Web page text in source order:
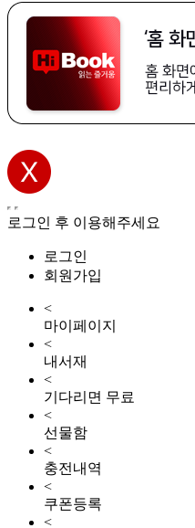
로그인 후 이용해주세요
로그인
회원가입
<
마이페이지
<
내서재
<
기다리면 무료
<
선물함
<
충전내역
<
쿠폰등록
<